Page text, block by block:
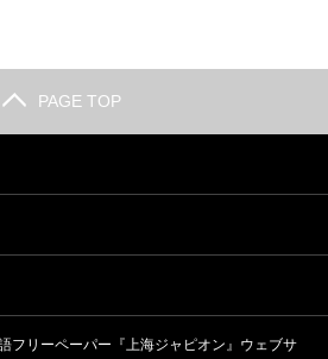
PAGE TOP
フリーペーパー『上海ジャピオン』ウェブサ